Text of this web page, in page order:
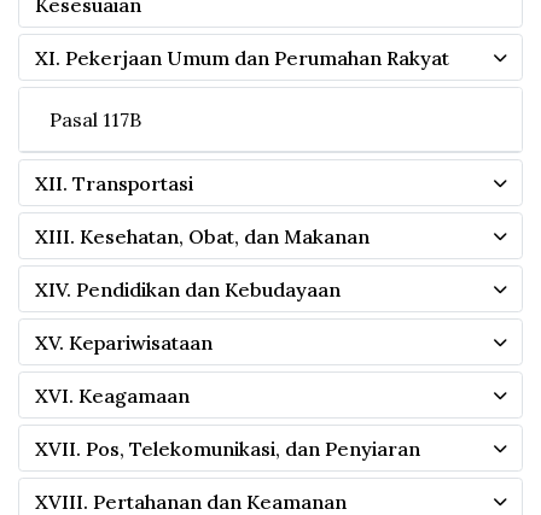
XI. Pekerjaan Umum dan Perumahan Rakyat
Pasal 117B
XII. Transportasi
XIII. Kesehatan, Obat, dan Makanan
XIV. Pendidikan dan Kebudayaan
XV. Kepariwisataan
XVI. Keagamaan
XVII. Pos, Telekomunikasi, dan Penyiaran
XVIII. Pertahanan dan Keamanan